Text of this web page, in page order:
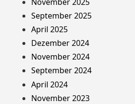
September 2025
April 2025
Dezember 2024
November 2024
September 2024
April 2024
November 2023